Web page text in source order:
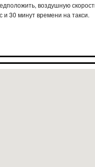
воздушную
и 30 минут времени на такси.